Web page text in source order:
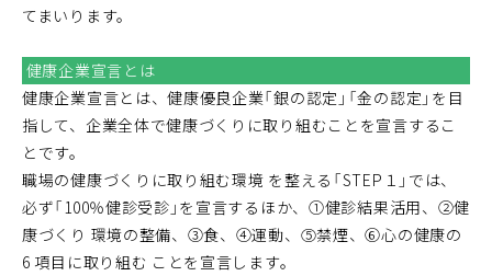
てまいります。
健康企業宣言とは
健康企業宣言とは、健康優良企業「銀の認定」「金の認定」を目
指して、企業全体で健康づくりに取り組むことを宣言するこ
とです。
職場の健康づくりに取り組む環境 を整える「STEP１」では、
必ず「100％健診受診」を宣言するほか、①健診結果活用、②健
康づくり 環境の整備、③食、④運動、⑤禁煙、⑥心の健康の
6 項目に取り組む ことを宣言します。